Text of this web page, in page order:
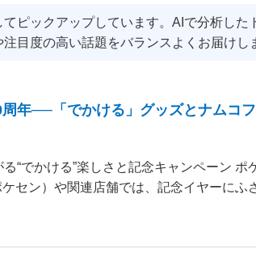
ピックアップしています。AIで分析した
目度の高い話題をバランスよくお届けし
年──「でかける」グッズとナムコ
“でかける”楽しさと記念キャンペーン ポ
セン）や関連店舗では、記念イヤーにふ